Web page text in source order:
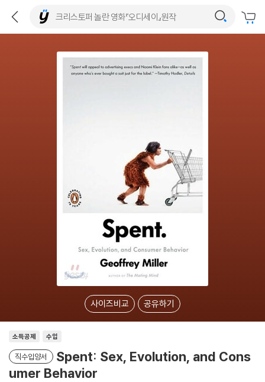
사이즈비교 공유하기
소득공제 수입
직수입양서
Spent: Sex, Evolution, and Cons
umer Behavior